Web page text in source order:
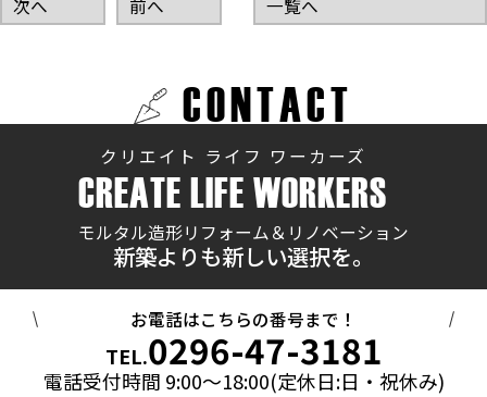
次へ 前へ 一覧へ
CONTACT
クリエイト ライフ ワーカーズ
CREATE LIFE WORKERS
モルタル造形リフォーム＆リノベーション
新築よりも新しい選択を。
お電話はこちらの番号まで！
TEL.0296-47-3181
電話受付時間 9:00～18:00(定休日:日・祝休み)